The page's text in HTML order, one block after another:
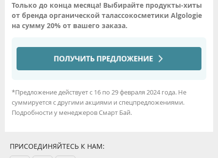
Только до конца месяца! Выбирайте продукты-хиты
от бренда органической талассокосметики Algologie
на сумму 20% от вашего заказа.
*Предложение действует с 16 по 29 февраля 2024 года. Не
суммируется с другими акциями и спецпредложениями.
Подробности у менеджеров Смарт Бай.
ПРИСОЕДИНЯЙТЕСЬ К НАМ: